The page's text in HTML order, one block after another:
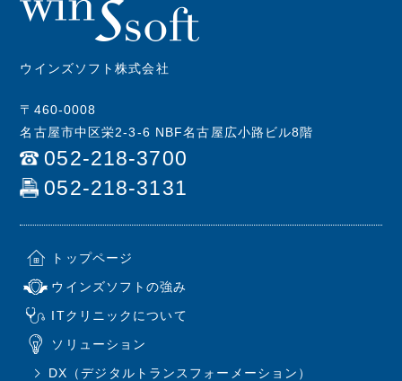
ウインズソフト株式会社
〒460-0008
名古屋市中区栄2-3-6 NBF名古屋広小路ビル8階
052-218-3700
052-218-3131
トップページ
ウインズソフトの強み
ITクリニックについて
ソリューション
DX（デジタルトランスフォーメーション）